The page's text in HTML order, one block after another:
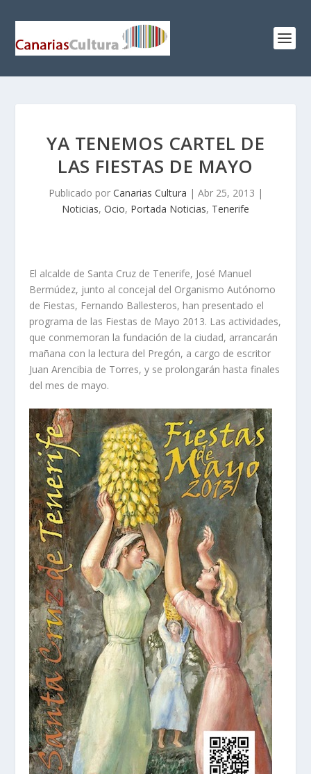
YA TENEMOS CARTEL DE
LAS FIESTAS DE MAYO
Publicado por Canarias Cultura | Abr 25, 2013 |
Noticias, Ocio, Portada Noticias, Tenerife
El alcalde de Santa Cruz de Tenerife, José Manuel
Bermúdez, junto al concejal del Organismo Autónomo
de Fiestas, Fernando Ballesteros, han presentado el
programa de las Fiestas de Mayo 2013. Las actividades,
que conmemoran la fundación de la ciudad, arrancarán
mañana con la lectura del Pregón, a cargo de escritor
Juan Arencibia de Torres, y se prolongarán hasta finales
del mes de mayo.